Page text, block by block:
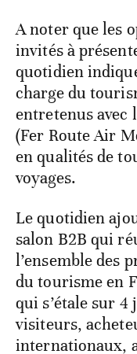
A noter que les
invités à
quotidien
charge du
entretenus avec
(Fer Route Air
en qualités de
voyages.
Le quotidien
salon B2B qui
l’ensemble des
du tourisme en
qui s’étale sur 4
visiteurs,
internationaux,